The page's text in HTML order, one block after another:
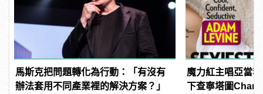
馬斯克把問題轉化為行動：「有沒有
辦法套用不同產業裡的解決方案？」
魔力紅主唱亞當
下查寧塔圖